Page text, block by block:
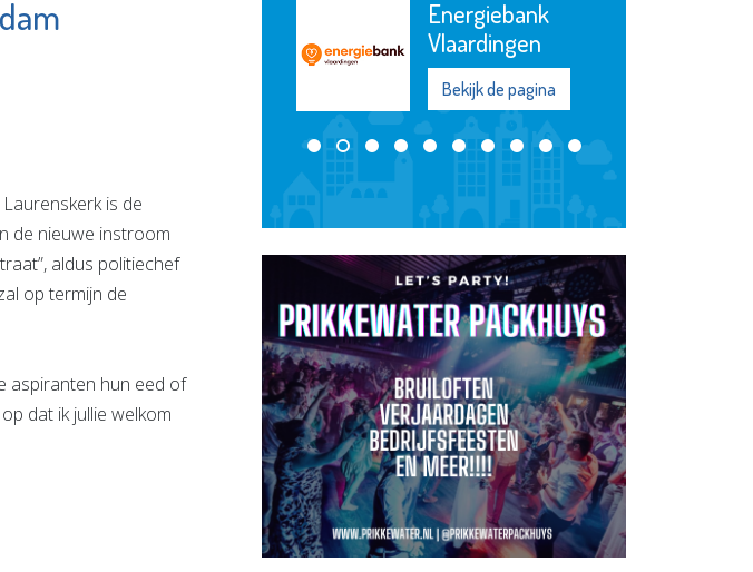
is de
de nieuwe instroom
aldus politiechef
op termijn de
aspiranten hun eed of
dat ik jullie welkom
Totaal-Beter
Energiebank
Vlaardingen
Bekijk de pagina